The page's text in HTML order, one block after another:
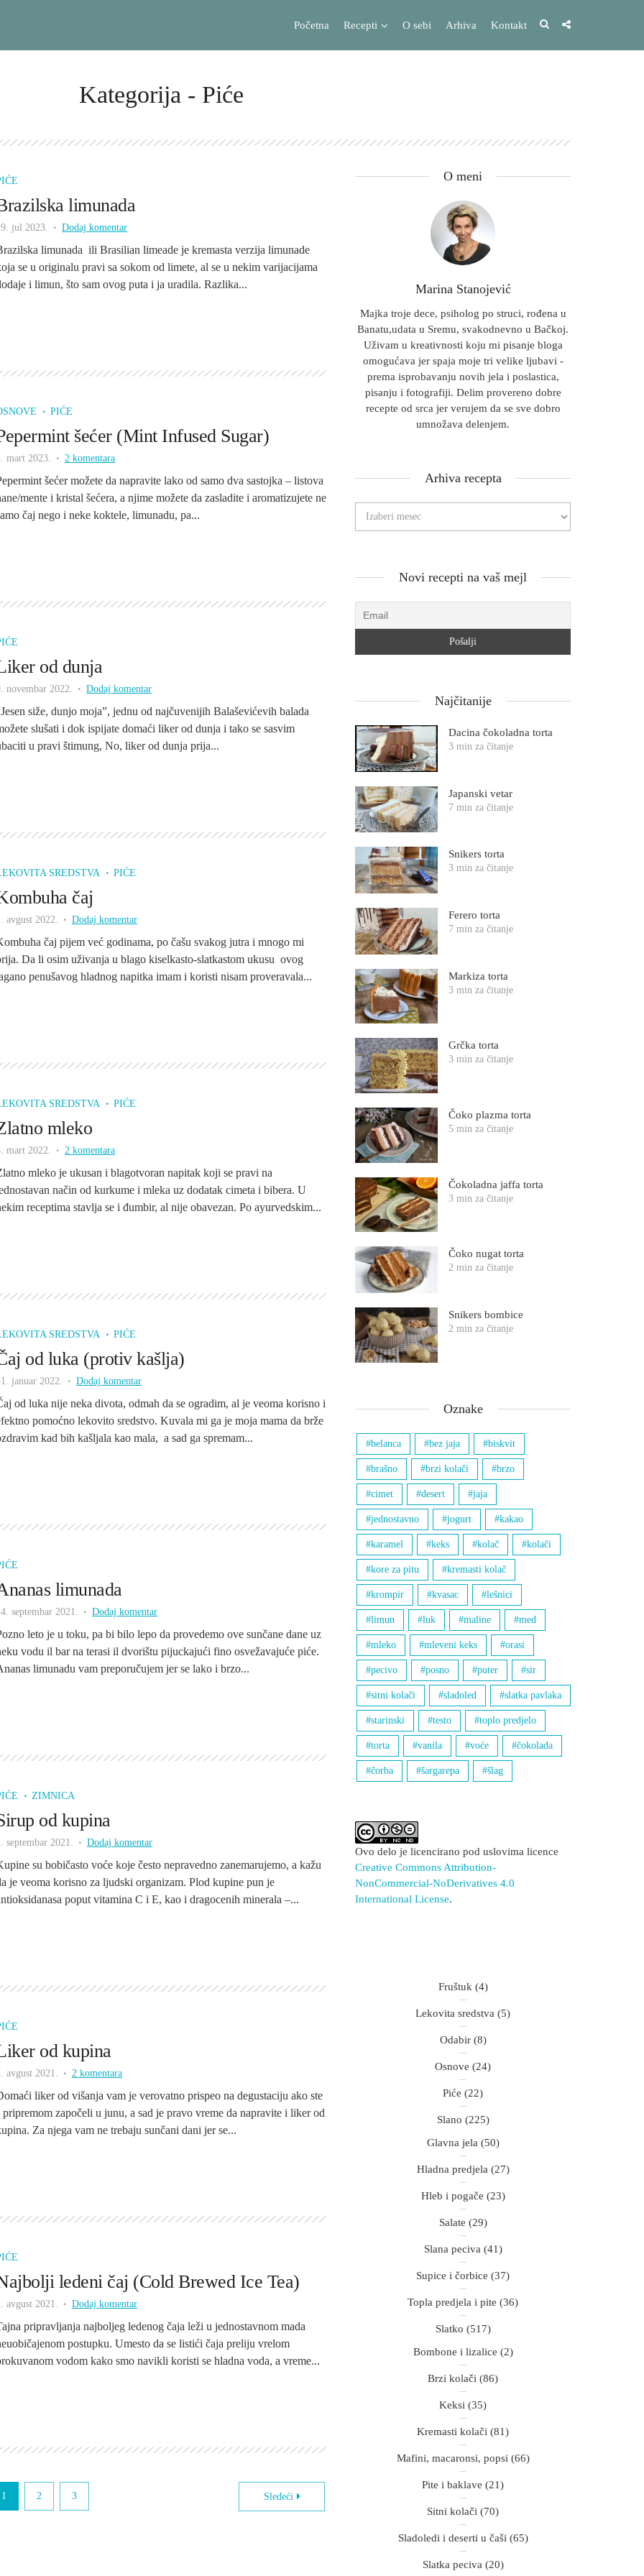
Početna Recepti O sebi Arhiva Kontakt
Kategorija - Piće
limunada
jul 2023. Dodaj komentar
limunada ili Brasilian limeade je kremasta verzija limunade
se u originalu pravi sa sokom od limete, al se u nekim varijacijama
i limun, što sam ovog puta i ja uradila. Razlika...
PIĆE
šećer (Mint Infused Sugar)
mart 2023. 2 komentara
šećer možete da napravite lako od samo dva sastojka – listova
mente i kristal šećera, a njime možete da zasladite i aromatizujete ne
čaj nego i neke koktele, limunadu, pa...
od dunja
novembar 2022. Dodaj komentar
siže, dunjo moja”, jednu od najčuvenijih Balaševićevih balada
slušati i dok ispijate domaći liker od dunja i tako se sasvim
u pravi štimung, No, liker od dunja prija...
SREDSTVA PIĆE
čaj
avgust 2022. Dodaj komentar
čaj pijem već godinama, po čašu svakog jutra i mnogo mi
Da li osim uživanja u blago kiselkasto-slatkastom ukusu ovog
penušavog hladnog napitka imam i koristi nisam proveravala...
SREDSTVA PIĆE
mleko
mart 2022. 2 komentara
mleko je ukusan i blagotvoran napitak koji se pravi na
način od kurkume i mleka uz dodatak cimeta i bibera. U
receptima stavlja se i đumbir, al nije obavezan. Po ayurvedskim...
SREDSTVA PIĆE
od luka (protiv kašlja)
januar 2022. Dodaj komentar
od luka nije neka divota, odmah da se ogradim, al je veoma korisno i
pomoćno lekovito sredstvo. Kuvala mi ga je moja mama da brže
kad bih kašljala kao mala, a sad ga spremam...
limunada
septembar 2021. Dodaj komentar
leto je u toku, pa bi bilo lepo da provedemo ove sunčane dane uz
vodu il bar na terasi il dvorištu pijuckajući fino osvežavajuće piće.
limunadu vam preporučujem jer se lako i brzo...
ZIMNICA
od kupina
septembar 2021. Dodaj komentar
su bobičasto voće koje često nepravedno zanemarujemo, a kažu
je veoma korisno za ljudski organizam. Plod kupine pun je
poput vitamina C i E, kao i dragocenih minerala –...
od kupina
avgust 2021. 2 komentara
liker od višanja vam je verovatno prispeo na degustaciju ako ste
pripremom započeli u junu, a sad je pravo vreme da napravite i liker od
Za njega vam ne trebaju sunčani dani jer se...
ledeni čaj (Cold Brewed Ice Tea)
avgust 2021. Dodaj komentar
pripravljanja najboljeg ledenog čaja leži u jednostavnom mada
postupku. Umesto da se listići čaja preliju vrelom
vodom kako smo navikli koristi se hladna voda, a vreme...
1 2 3 Sledeći
O meni
Marina Stanojević
Majka troje dece, psiholog po struci, rođena u
Banatu,udata u Sremu, svakodnevno u Bačkoj.
Uživam u kreativnosti koju mi pisanje bloga
omogućava jer spaja moje tri velike ljubavi -
prema isprobavanju novih jela i poslastica,
pisanju i fotografiji. Delim provereno dobre
recepte od srca jer verujem da se sve dobro
umnožava delenjem.
Arhiva recepta
Novi recepti na vaš mejl
Najčitanije
Dacina čokoladna torta
3 min za čitanje
Japanski vetar
7 min za čitanje
Snikers torta
3 min za čitanje
Ferero torta
7 min za čitanje
Markiza torta
3 min za čitanje
Grčka torta
3 min za čitanje
Čoko plazma torta
5 min za čitanje
Čokoladna jaffa torta
3 min za čitanje
Čoko nugat torta
2 min za čitanje
Snikers bombice
2 min za čitanje
Oznake
belanca bez jaja biskvit
brašno brzi kolači brzo
cimet desert jaja
jednostavno jogurt kakao
karamel keks kolač kolači
kore za pitu kremasti kolač
krompir kvasac lešnici
limun luk maline med
mleko mleveni keks orasi
pecivo posno puter sir
sitni kolači sladoled slatka pavlaka
starinski testo toplo predjelo
torta vanila voće čokolada
čorba šargarepa šlag
Ovo delo je licencirano pod uslovima licence
Creative Commons Attribution-
NonCommercial-NoDerivatives 4.0
International License.
Fruštuk (4)
Lekovita sredstva (5)
Odabir(8)
Osnove (24)
Piće (22)
Slano (225)
Glavna jela (50)
Hladna predjela (27)
Hleb i pogače (23)
Salate (29)
Slana peciva (41)
Supice i čorbice (37)
Topla predjela i pite (36)
Slatko (517)
Bombone i lizalice (2)
Brzi kolači (86)
Keksi (35)
Kremasti kolači (81)
Mafini, macaronsi, popsi (66)
Pite i baklave (21)
Sitni kolači (70)
Sladoledi i deserti u čaši (65)
Slatka peciva (20)